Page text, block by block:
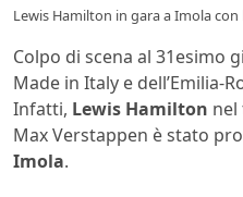
Lewis Hamilton in gara a Imola
Colpo di scena al 31esimo
Made in Italy e dell’Emilia-
Infatti, Lewis Hamilton nel
Max Verstappen è stato
Imola.